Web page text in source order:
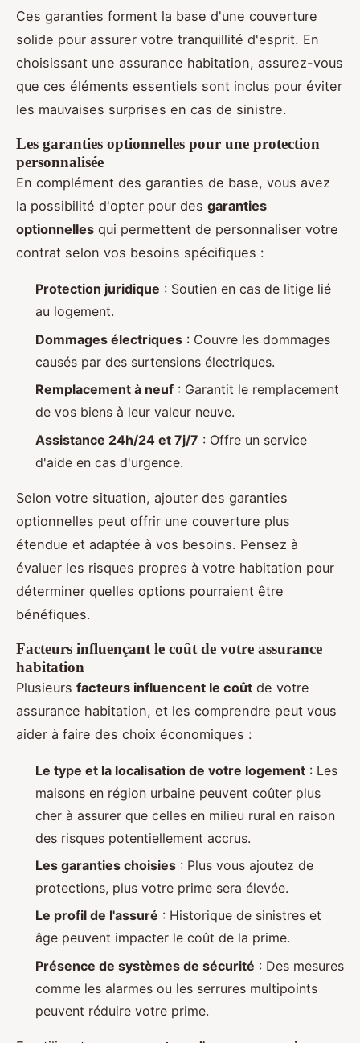
Ces garanties forment la base d'une couverture
solide pour assurer votre tranquillité d'esprit. En
choisissant une assurance habitation, assurez-vous
que ces éléments essentiels sont inclus pour éviter
les mauvaises surprises en cas de sinistre.
Les garanties optionnelles pour une protection
personnalisée
En complément des garanties de base, vous avez
la possibilité d'opter pour des garanties
optionnelles qui permettent de personnaliser votre
contrat selon vos besoins spécifiques :
Protection juridique : Soutien en cas de litige lié
au logement.
Dommages électriques : Couvre les dommages
causés par des surtensions électriques.
Remplacement à neuf : Garantit le remplacement
de vos biens à leur valeur neuve.
Assistance 24h/24 et 7j/7 : Offre un service
d'aide en cas d'urgence.
Selon votre situation, ajouter des garanties
optionnelles peut offrir une couverture plus
étendue et adaptée à vos besoins. Pensez à
évaluer les risques propres à votre habitation pour
déterminer quelles options pourraient être
bénéfiques.
Facteurs influençant le coût de votre assurance
habitation
Plusieurs facteurs influencent le coût de votre
assurance habitation, et les comprendre peut vous
aider à faire des choix économiques :
Le type et la localisation de votre logement : Les
maisons en région urbaine peuvent coûter plus
cher à assurer que celles en milieu rural en raison
des risques potentiellement accrus.
Les garanties choisies : Plus vous ajoutez de
protections, plus votre prime sera élevée.
Le profil de l'assuré : Historique de sinistres et
âge peuvent impacter le coût de la prime.
Présence de systèmes de sécurité : Des mesures
comme les alarmes ou les serrures multipoints
peuvent réduire votre prime.